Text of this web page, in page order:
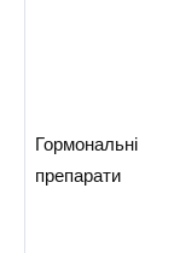
Гормональні
препарати